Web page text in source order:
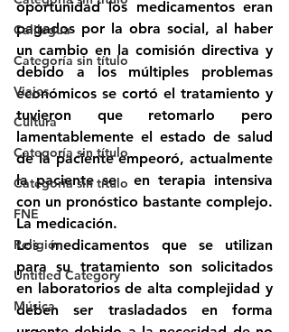
Calilegua
Categoría sin título
Viajes
Cultura
Categoría sin título
Categoría sin título
FNE
Religión
Untitled Category
Música
oportunidad los medicamentos eran
pagados por la obra social, al haber
un cambio en la comisión directiva y
debido a los múltiples problemas
económicos se cortó el tratamiento y
tuvieron que retomarlo pero
lamentablemente el estado de salud
de la paciente empeoró, actualmente
la paciente se  en terapia intensiva
con un pronóstico bastante complejo.
La medicación.
Los medicamentos que se utilizan
para su tratamiento son solicitados
en laboratorios de alta complejidad y
deben ser trasladados en forma